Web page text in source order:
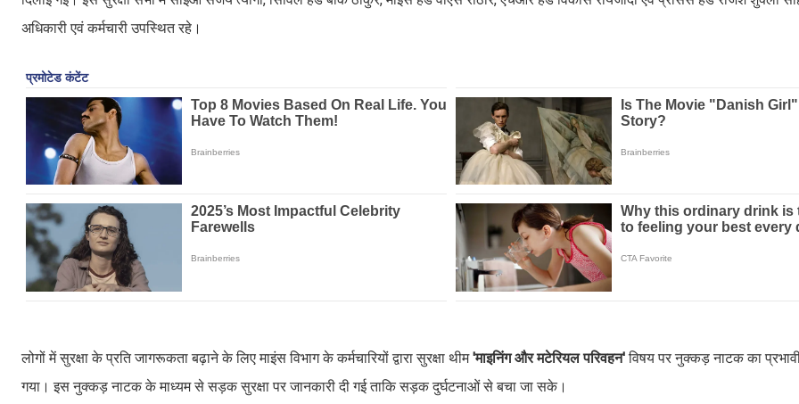
अधिकारी एवं कर्मचारी उपस्थित रहे।
लोगों में सुरक्षा के प्रति जागरूकता बढ़ाने के लिए माइंस विभाग के कर्मचारियों द्वारा सुरक्षा थीम'माइनिंग और मटेरियल परिवहन'विषय पर नुक्कड़ नाटक का
गया। इस नुक्कड़ नाटक के माध्यम से सड़क सुरक्षा पर जानकारी दी गई ताकि सड़क दुर्घटनाओं से बचा जा सके।